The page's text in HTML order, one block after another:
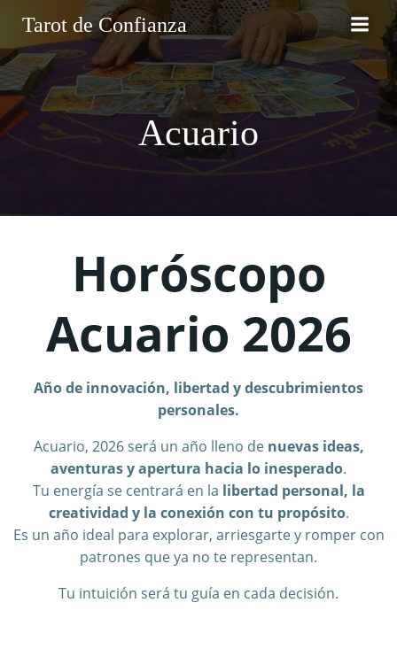
Saltar
al
contenido
Tarot de Confianza
Acuario
Horóscopo
Acuario 2026
Año de innovación, libertad y descubrimientos
personales.
Acuario, 2026 será un año lleno de nuevas ideas,
aventuras y apertura hacia lo inesperado.
Tu energía se centrará en la libertad personal, la
creatividad y la conexión con tu propósito.
Es un año ideal para explorar, arriesgarte y romper con
patrones que ya no te representan.
Tu intuición será tu guía en cada decisión.